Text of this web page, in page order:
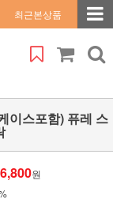
최근본상품
이스포함) 퓨레 스
원